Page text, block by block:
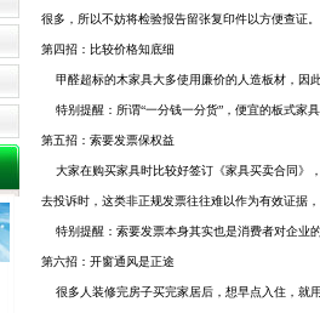
很多 ，所以不妨将检验报告留张复印件以方便查证。
第四招：比较价格知底细
甲醛超标的木家具大多使用廉价的人造板材，因
特别提醒：所谓“一分钱一分货”，便宜的板式家
第五招：索要发票保权益
大家在购买家具时比较好签订《家具买卖合同》
去投诉时，这类非正规发票往往难以作为有效证据
特别提醒：索要发票本身其实也是消费者对企业
第六招：开窗通风是正途
很多人装修完房子买完家居后，想早点入住，就